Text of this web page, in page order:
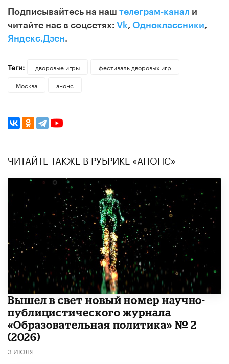
Подписывайтесь на наш телеграм-канал и
читайте нас в соцсетях: Vk, Одноклассники,
Яндекс.Дзен.
Теги: дворовые игры
фестиваль дворовых игр
Москва
анонс
ЧИТАЙТЕ ТАКЖЕ В РУБРИКЕ «АНОНС»
Вышел в свет новый номер научно-
публицистического журнала
«Образовательная политика» № 2
(2026)
3 ИЮЛЯ